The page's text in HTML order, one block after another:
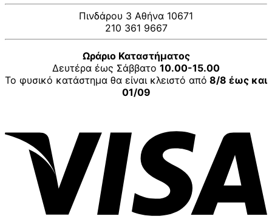
Πινδάρου 3 Αθήνα 10671
210 361 9667
Ωράριο Καταστήματος
Δευτέρα έως Σάββατο 10.00-15.00
Το φυσικό κατάστημα θα είναι κλειστό από 8/8 έως και
01/09